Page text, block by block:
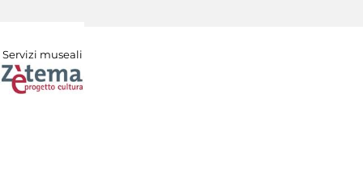
Servizi museali